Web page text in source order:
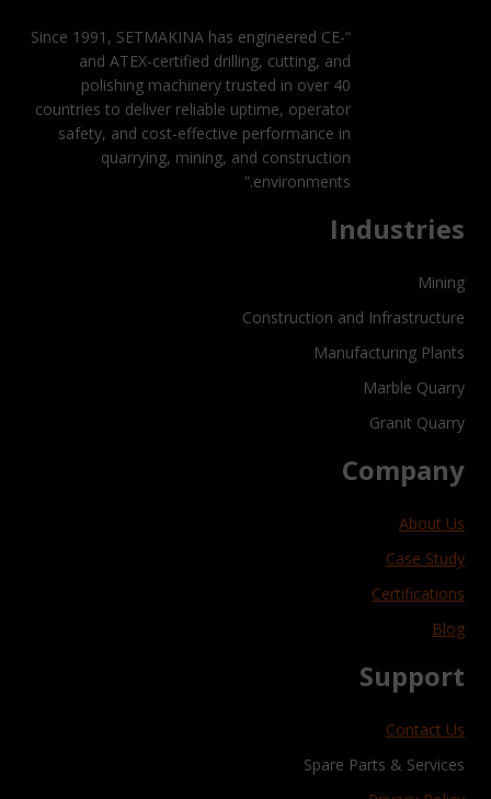
“Since 1991, SETMAKINA has engineered CE-
and ATEX-certified drilling, cutting, and
polishing machinery trusted in over 40
countries to deliver reliable uptime, operator
safety, and cost-effective performance in
quarrying, mining, and construction
environments.”
Industries
Mining
Construction and Infrastructure
Manufacturing Plants
Marble Quarry
Granit Quarry
Company
About Us
Case Study
Certifications
Blog
Support
Contact Us
Spare Parts & Services